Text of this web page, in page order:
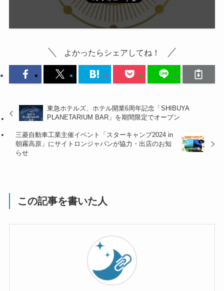
よかったらシェアしてね！
東急ホテルズ、ホテル開業6周年記念「SHIBUYA
PLANETARIUM BAR」を期間限定でオープン
三菱自動車工業主催イベント「スターキャンプ2024 in
朝霧高原」にサイトロンジャパンが協力・出店のお知
らせ
この記事を書いた人